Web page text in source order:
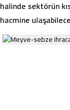
halinde sektörün
hacmine